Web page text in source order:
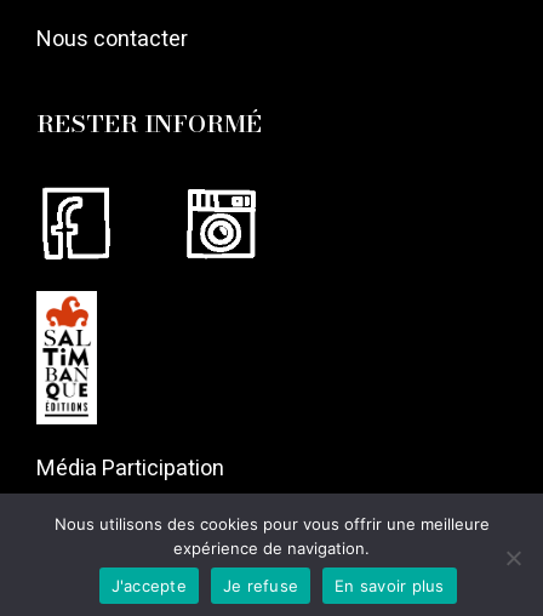
Nous contacter
RESTER INFORMÉ
Média Participation
75019 Paris
Nous utilisons des cookies pour vous offrir une meilleure
expérience de navigation.
J'accepte
Je refuse En savoir plus